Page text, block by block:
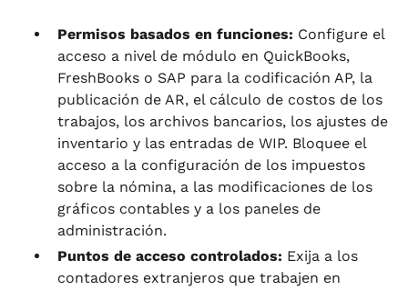
Permisos basados en funciones: Configure el
acceso a nivel de módulo en QuickBooks,
FreshBooks o SAP para la codificación AP, la
publicación de AR, el cálculo de costos de los
trabajos, los archivos bancarios, los ajustes de
inventario y las entradas de WIP. Bloquee el
acceso a la configuración de los impuestos
sobre la nómina, a las modificaciones de los
gráficos contables y a los paneles de
administración.
Puntos de acceso controlados: Exija a los
contadores extranjeros que trabajen en